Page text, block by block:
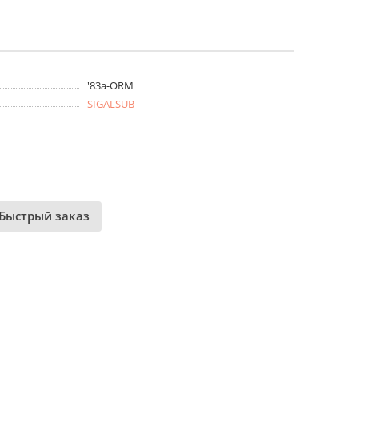
'83a-ORM
SIGALSUB
Быстрый заказ